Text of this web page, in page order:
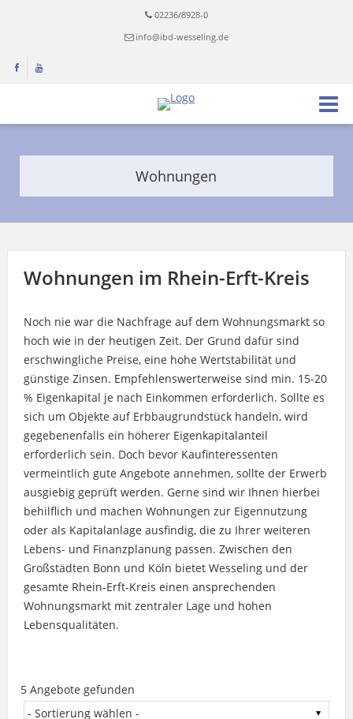
02236/8928-0
info@ibd-wesseling.de
Wohnungen
Wohnungen im Rhein-Erft-Kreis
Noch nie war die Nachfrage auf dem Wohnungsmarkt so
hoch wie in der heutigen Zeit. Der Grund dafür sind
erschwingliche Preise, eine hohe Wertstabilität und
günstige Zinsen. Empfehlenswerterweise sind min. 15-20
% Eigenkapital je nach Einkommen erforderlich. Sollte es
sich um Objekte auf Erbbaugrundstück handeln, wird
gegebenenfalls ein höherer Eigenkapitalanteil
erforderlich sein. Doch bevor Kaufinteressenten
vermeintlich gute Angebote annehmen, sollte der Erwerb
ausgiebig geprüft werden. Gerne sind wir Ihnen hierbei
behilflich und machen Wohnungen zur Eigennutzung
oder als Kapitalanlage ausfindig, die zu Ihrer weiteren
Lebens- und Finanzplanung passen. Zwischen den
Großstädten Bonn und Köln bietet Wesseling und der
gesamte Rhein-Erft-Kreis einen ansprechenden
Wohnungsmarkt mit zentraler Lage und hohen
Lebensqualitäten.
5 Angebote gefunden